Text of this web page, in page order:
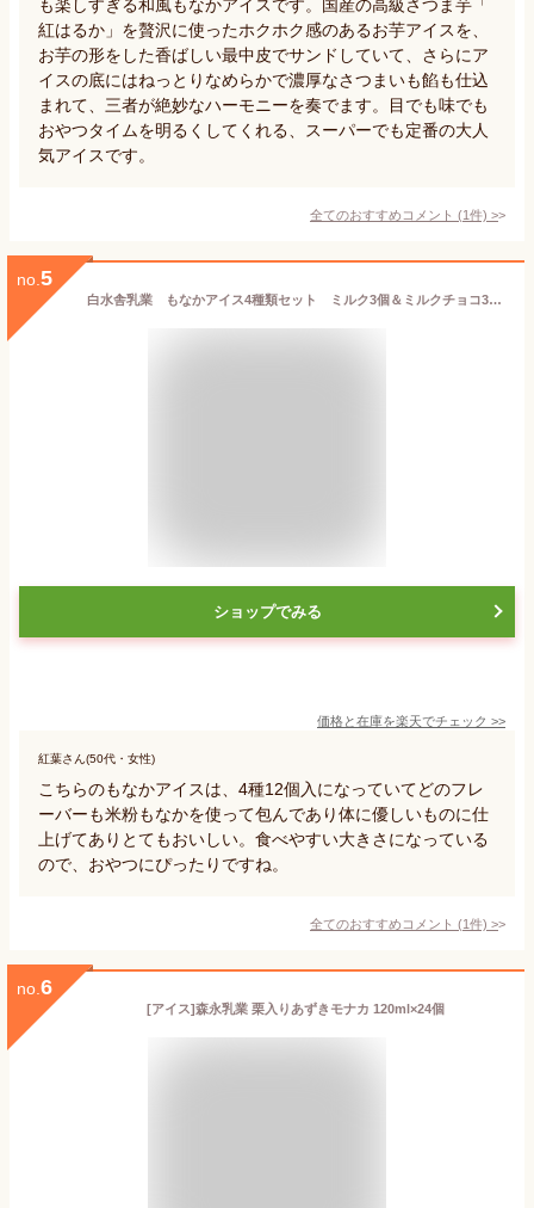
も楽しすぎる和風もなかアイスです。国産の高級さつま芋「
紅はるか」を贅沢に使ったホクホク感のあるお芋アイスを、
お芋の形をした香ばしい最中皮でサンドしていて、さらにア
イスの底にはねっとりなめらかで濃厚なさつまいも餡も仕込
まれて、三者が絶妙なハーモニーを奏でます。目でも味でも
おやつタイムを明るくしてくれる、スーパーでも定番の大人
気アイスです。
全てのおすすめコメント (1件) >
no. 5
白水舎乳業 もなかアイス4種類セット ミルク3個＆ミルクチョコ3個＆カフェ3個＆季節限定味3個（計12個入り） 白水舎もなかアイスシリーズ 南国宮崎生乳を使用 米粉もなかで包んだ手作りアイス
ショップでみる
価格と在庫を楽天でチェック >>
紅葉さん(50代・女性)
こちらのもなかアイスは、4種12個入になっていてどのフレ
ーバーも米粉もなかを使って包んであり体に優しいものに仕
上げてありとてもおいしい。食べやすい大きさになっている
ので、おやつにぴったりですね。
全てのおすすめコメント (1件) >
no. 6
[アイス]森永乳業 栗入りあずきモナカ 120ml×24個